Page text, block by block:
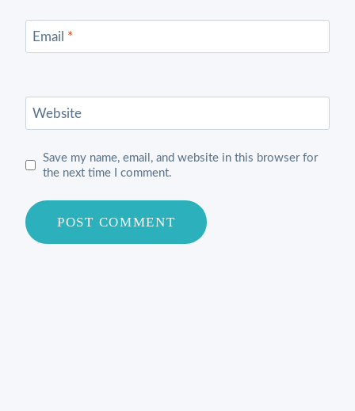
Email *
Website
Save my name, email, and website in this browser for
the next time I comment.